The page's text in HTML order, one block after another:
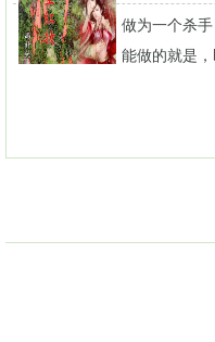
做为一个杀
能做的就是